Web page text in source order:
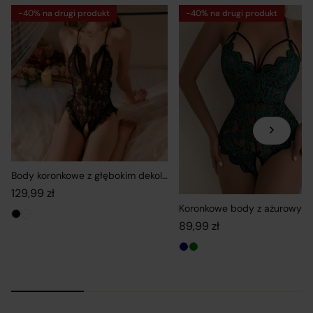
-40% na drugi produkt
Body koronkowe z głębokim dekoltem i otwartym krokiem
129,99 zł
-40% na drugi produkt
89,99 zł
rozumieniu przepisów ustawy o świadczeniu usług
drogą elektroniczną jest spółka R&B Commerce
spółka z ograniczoną odpowiedzialnością, działająca w
charakterze pośrednika umożliwiającego
konsumentom zawieranie umów sprzedaży na
odległość z osobami trzecimi, tj. zewnętrznymi
przedsiębiorcami, niezależnymi od R&B Commerce
spółka z ograniczoną odpowiedzialnością, dalej jako
„Sprzedawcy”.
Platforma Verenza.pl prowadzona jest przez R&B
Commerce spółka z ograniczoną odpowiedzialnością